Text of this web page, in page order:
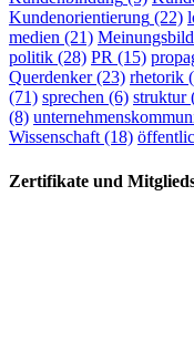
Kundenorientierung (22)
medien (21)
politik (28) PR (15)
Querdenker(23) rhetorik
(71) sprechen (6) struktur
(8)
Wissenschaft(18)
Zertifikate und